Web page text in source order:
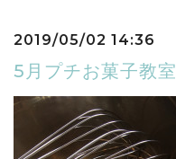
2019/05/02 14:36
5月プチお菓子教室